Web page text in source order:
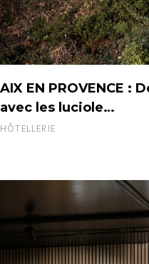
AIX EN PROVENCE :
avec les luciole…
HÔTELLERIE